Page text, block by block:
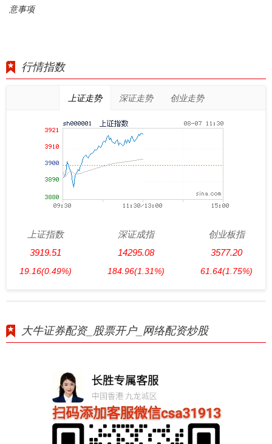
意事项
行情指数
上证走势 深证走势 创业走势
上证指数
3919.51
19.16(0.49%)
深证成指
14295.08
184.96(1.31%)
创业板指
3577.20
61.64(1.75%)
大牛证券配资_股票开户_网络配资炒股